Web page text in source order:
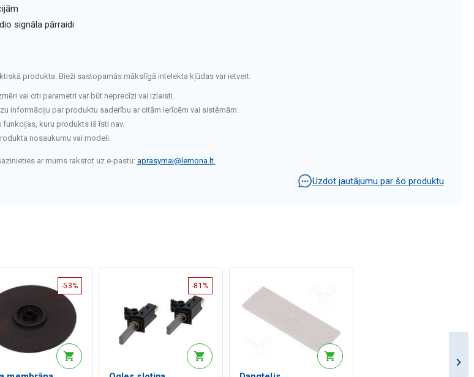
signāla pārraidi
produkta. Bieži sastopamās mākslīgā intelekta kļūdas var ietvert:
vai citi parametri var būt neprecīzi vai izlaisti.
informāciju par produktu saderību ar citām ierīcēm vai sistēmām.
kuru produkts iš īsti nav.
nosaukumu vai modeli.
ar mums rakstot uz e-pastu: aprasymai@lemona.lt.
Uzdot jautājumu par šo produktu
-53% -81%